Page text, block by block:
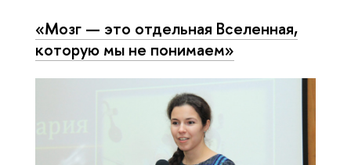
«Мозг — это отдельная Вселенная,
которую мы не понимаем»